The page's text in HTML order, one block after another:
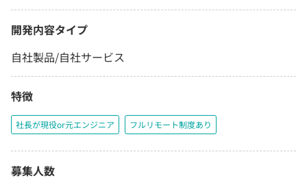
開発内容タイプ
自社製品/自社サービス
特徴
社長が現役or元エンジニア フルリモート制度あり
募集人数